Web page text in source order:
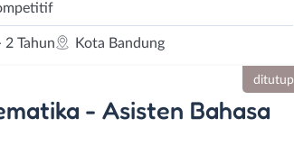
2 Tahun Kota Bandung
- Asisten Bahasa
ditutup